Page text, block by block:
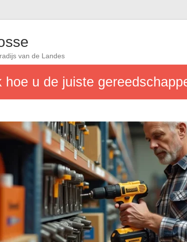
van de Landes
hoe u de juiste